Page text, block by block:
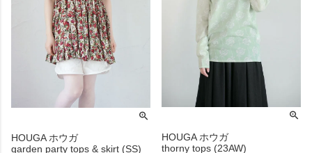
HOUGA ホウガ
garden party tops & skirt (SS)
HOUGA ホウガ
thorny tops (23AW)